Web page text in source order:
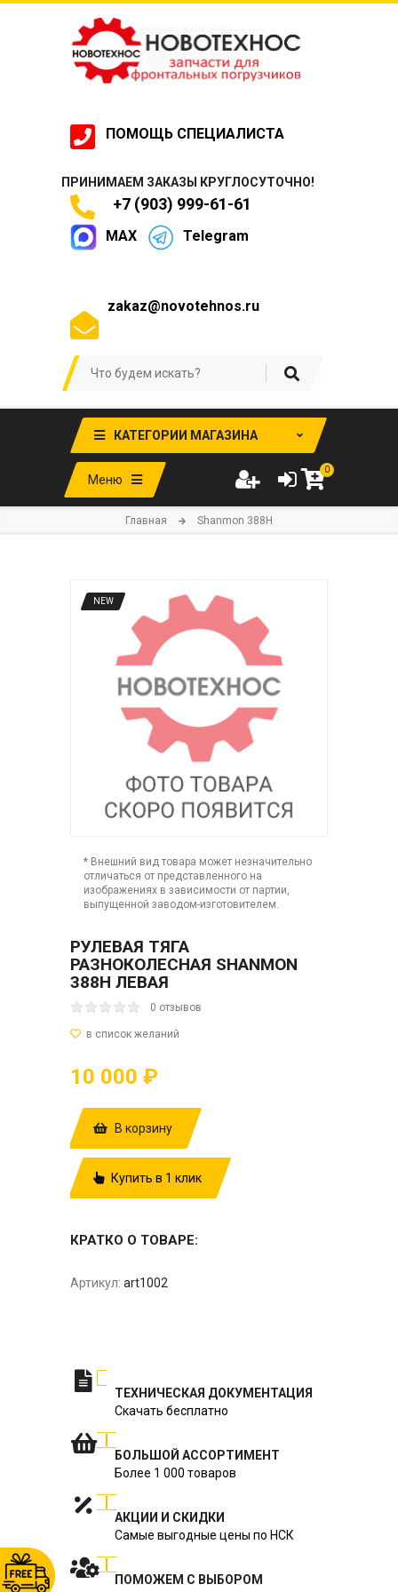
ПОМОЩЬ СПЕЦИАЛИСТА
ПРИНИМАЕМ ЗАКАЗЫ КРУГЛОСУТОЧНО!
+7 (903) 999-61-61
MAX Telegram
zakaz@novotehnos.ru
КАТЕГОРИИ МАГАЗИНА
Меню
0
Главная Shanmon 388H
NEW
* Внешний вид товара может незначительно
отличаться от представленного на
изображениях в зависимости от партии,
выпущенной заводом-изготовителем.
РУЛЕВАЯ ТЯГА
РАЗНОКОЛЕСНАЯ SHANMON
388H ЛЕВАЯ
0 отзывов
10 000 ₽
В корзину
Купить в 1 клик
КРАТКО О ТОВАРЕ:
Артикул: art1002
ТЕХНИЧЕСКАЯ ДОКУМЕНТАЦИЯ
Скачать бесплатно
БОЛЬШОЙ АССОРТИМЕНТ
Более 1 000 товаров
АКЦИИ И СКИДКИ
Самые выгодные цены по НСК
ПОМОЖЕМ С ВЫБОРОМ